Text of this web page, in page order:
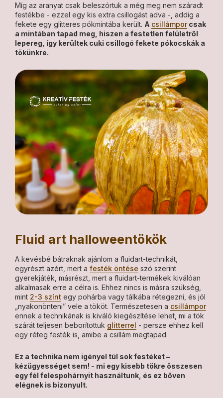
Míg az aranyat csak beleszórtuk a még meg nem száradt
festékbe - ezzel egy kis extra csillogást adva -, addig a
fekete egy glitteres pókmintába került. A csillámporcsak
a mintában tapad meg, hiszen a festetlen felületről
lepereg, így kerültek cuki csillogó fekete pókocskák a
tökünkre.
Fluid art halloweentökök
A kevésbé bátraknak ajánlom a fluidart-technikát,
egyrészt azért, mert a festék öntése szó szerint
gyerekjáték, másrészt, mert a fluidart-termékek kiválóan
alkalmasak erre a célra is. Ehhez nincs is másra szükség,
mint 2-3 színt egy pohárba vagy tálkába rétegezni, és jól
„nyakonönteni” vele a tököt. Természetesen a csillámpor
ennek a technikának is kiváló kiegészítése lehet, mi a tök
szárát teljesen beborítottuk glitterrel - persze ehhez kell
egy réteg festék is, amibe a csillám megtapad.
Ez a technika nem igényel túl sok festéket –
kézügyességet sem! - mi egy kisebb tökre összesen
egy fél felespohárnyit használtunk, és ez bőven
elégnek is bizonyult.